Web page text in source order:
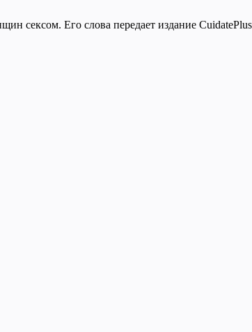
сексом. Его слова передает издание